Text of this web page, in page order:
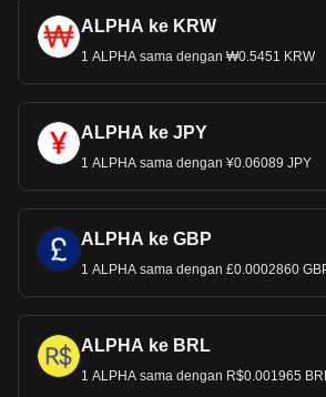
ALPHA ke KRW
1 ALPHA sama dengan ₩0.5451 KRW
ALPHA ke JPY
1 ALPHA sama dengan ¥0.06089 JPY
ALPHA ke GBP
1 ALPHA sama dengan £0.0002860
ALPHA ke BRL
1 ALPHA sama dengan R$0.001965